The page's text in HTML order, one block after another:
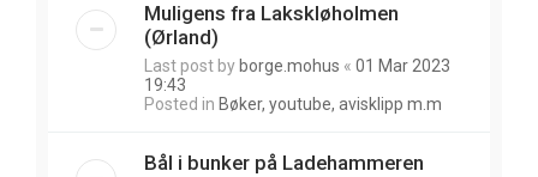
Muligens fra Lakskløholmen
(Ørland)
Last post by borge.mohus « 01 Mar 2023
19:43
Posted in Bøker, youtube, avisklipp m.m
Bål i bunker på Ladehammeren